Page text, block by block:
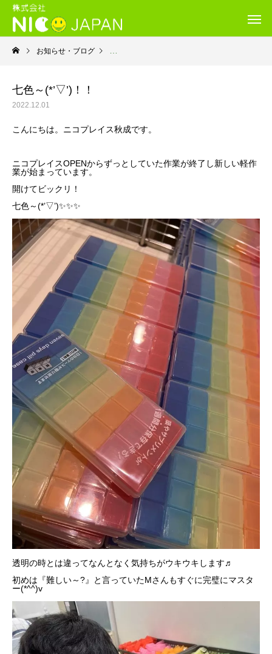
お知らせ・ブログ 就労継続支援Ｂ型・ニコプレイス
七色～(*’▽’)！！
2022.12.01
こんにちは。ニコプレイス秋成です。
ニコプレイスOPENからずっとしていた作業が終了し新しい軽作
業が始まっています。
開けてビックリ！
七色～(*’▽’)✨✨✨
透明の時とは違ってなんとなく気持ちがウキウキします♬
初めは『難しい～?』と言っていたMさんもすぐに完璧にマスタ
ー(*^^)v